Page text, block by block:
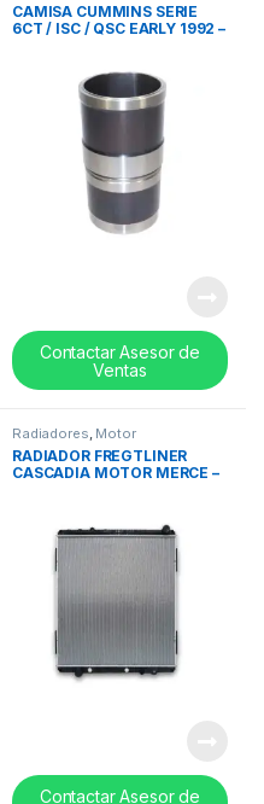
CAMISA CUMMINS SERIE
6CT / ISC / QSC EARLY 1992 –
Contactar Asesor de
Ventas
Radiadores, Motor
RADIADOR FREGTLINER
CASCADIA MOTOR MERCE –
Contactar Asesor de